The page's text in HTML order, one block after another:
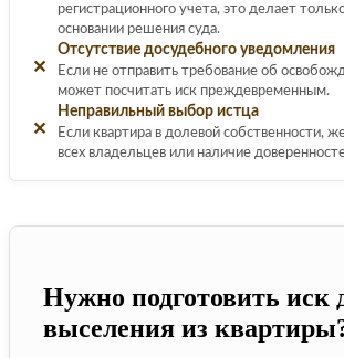
регистрационного учета, это делает
основании решения суда.
✕
Отсутствие досудебного уведомления
Если не отправить требование об
может посчитать иск преждевременным.
✕
Неправильный выбор истца
Если квартира в долевой собственности,
всех владельцев или наличие
Нужно подготовить иск
выселения из